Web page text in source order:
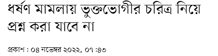
ধর্ষণ মামলায় ভুক্তভোগীর চরিত্র নিয়ে
প্রশ্ন করা যাবে না
প্রকাশ: ০৪ নভেম্বর ২০২২, ০৭:৪৩